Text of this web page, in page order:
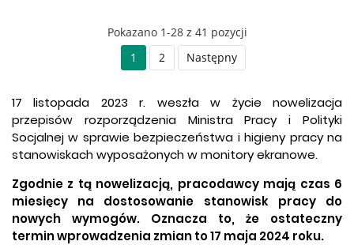
Pokazano 1-28 z 41 pozycji
1
2 Następny
17 listopada 2023 r. weszła w życie nowelizacja
przepisów rozporządzenia Ministra Pracy i Polityki
Socjalnej w sprawie bezpieczeństwa i higieny pracy na
stanowiskach wyposażonych w monitory ekranowe.
Zgodnie z tą nowelizacją, pracodawcy mają czas 6
miesięcy na dostosowanie stanowisk pracy do
nowych wymogów. Oznacza to, że ostateczny
termin wprowadzenia zmian to 17 maja 2024 roku.